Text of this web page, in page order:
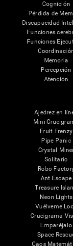
Cognición
Pérdida de
Discapacidad
Funciones
Funciones
Memoria
Percepción
Atención
Ajedrez en
Mini
Fruit Frenzy
Pipe Panic
Crystal
Solitario
Robo
Ant Escape
Treasure
Neon Lights
Vuélveme
Crucigrama
Emparéjalo
Space
Caos